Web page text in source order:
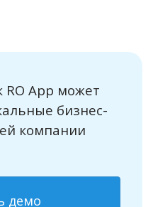
App может
бизнес-
компании
демо